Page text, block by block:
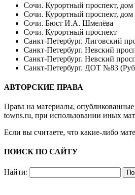
Сочи. Курортный проспект,
Сочи. Курортный проспект,
Сочи. Бюст И.А. Шмелёва
Сочи. Курортный проспект
Санкт-Петербург. Лиговский
Санкт-Петербург. Невский
Санкт-Петербург. Невский
Санкт-Петербург. ДОТ №83
АВТОРСКИЕ ПРАВА
Права на материалы,
towns.ru, при использовании иных
Если вы считаете, что какие-либо
ПОИСК ПО САЙТУ
Найти: